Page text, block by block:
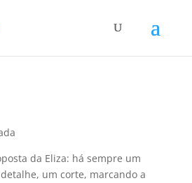
da Eliza: há sempre um
um corte, marcando a